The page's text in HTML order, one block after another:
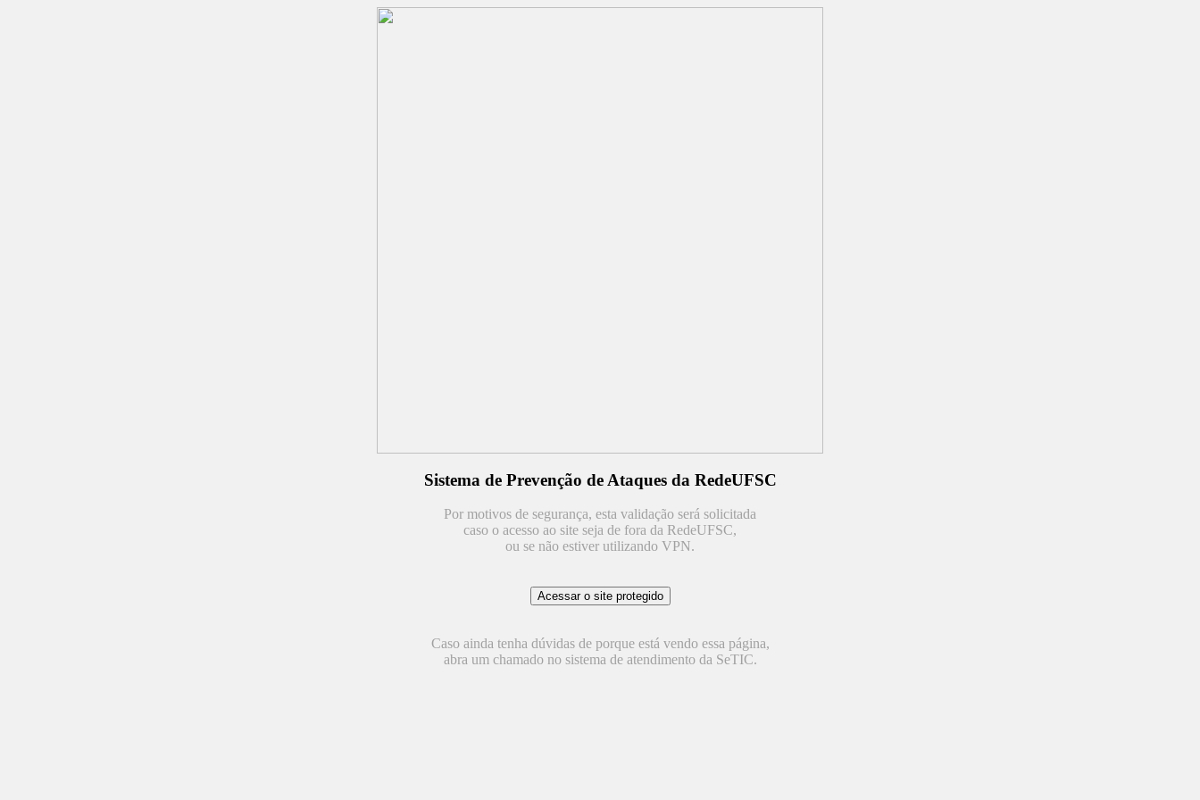
Sistema de Prevenção de Ataques da RedeUFSC
Por motivos de segurança, esta validação será solicitada
caso o acesso ao site seja de fora da RedeUFSC,
ou se não estiver utilizando VPN.
Caso ainda tenha dúvidas de porque está vendo essa página,
abra um chamado no sistema de atendimento da SeTIC.